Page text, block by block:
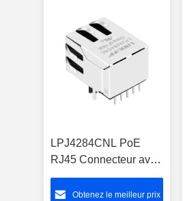
LPJ4284CNL PoE
RJ45 Connecteur avec
magnétique
10/100Base-T
Obtenez le meilleur prix